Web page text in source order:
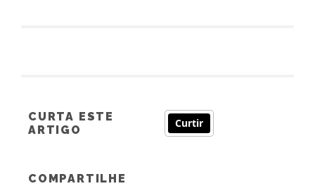
CURTA ESTE
ARTIGO
Curtir
COMPARTILHE